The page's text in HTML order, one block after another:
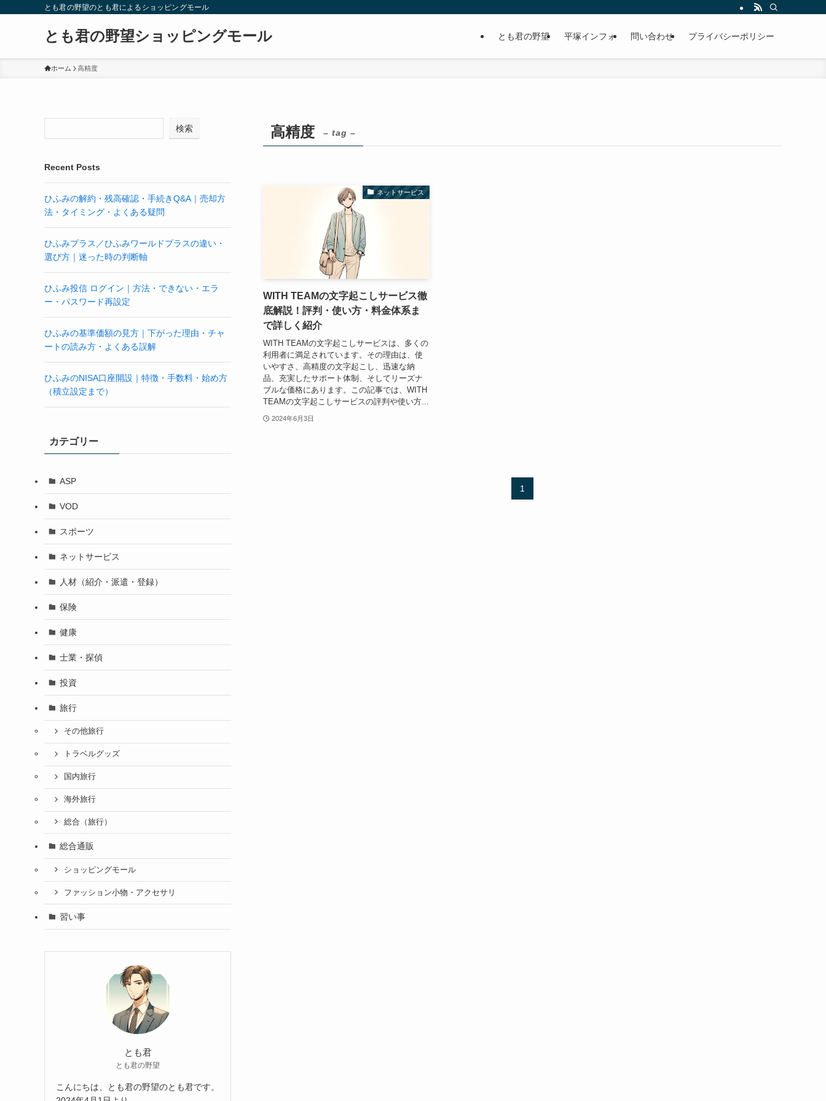
とも君の野望のとも君によるショッピングモール
とも君の野望ショッピングモール とも君の野望 平塚インフォ 問い合わせ プライバシーポリシー
ホーム 高精度
高精度 – tag –
ネットサービス
WITH TEAMの文字起こしサービス徹
底解説！評判・使い方・料金体系ま
で詳しく紹介
WITH TEAMの文字起こしサービスは、多くの
利用者に満足されています。その理由は、使
いやすさ、高精度の文字起こし、迅速な納
品、充実したサポート体制、そしてリーズナ
ブルな価格にあります。この記事では、WITH
TEAMの文字起こしサービスの評判や使い方...
2024年6月3日
1
検索
Recent Posts
ひふみの解約・残高確認・手続きQ&A｜売却方
法・タイミング・よくある疑問
ひふみプラス／ひふみワールドプラスの違い・
選び方｜迷った時の判断軸
ひふみ投信 ログイン｜方法・できない・エラ
ー・パスワード再設定
ひふみの基準価額の見方｜下がった理由・チャ
ートの読み方・よくある誤解
ひふみのNISA口座開設｜特徴・手数料・始め方
（積立設定まで）
カテゴリー
ASP
VOD
スポーツ
ネットサービス
人材（紹介・派遣・登録）
保険
健康
士業・探偵
投資
旅行
その他旅行
トラベルグッズ
国内旅行
海外旅行
総合（旅行）
総合通販
ショッピングモール
ファッション小物・アクセサリ
習い事
とも君
とも君の野望
こんにちは、とも君の野望のとも君です。